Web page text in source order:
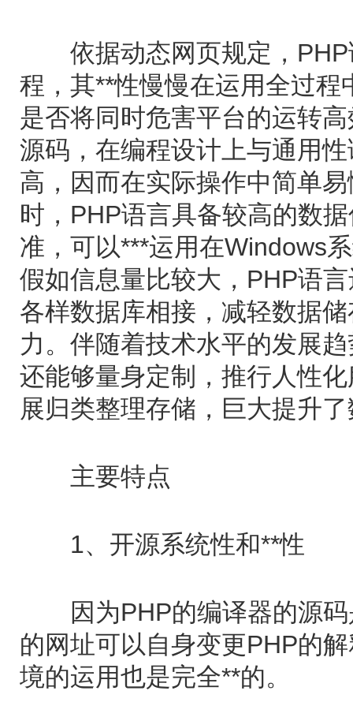
依据动态网页规定，PHP
程，其**性慢慢在运用全过
是否将同时危害平台的运转
源码，在编程设计上与通用
高，因而在实际操作中简单
时，PHP语言具备较高的数
准，可以***运用在Windows
假如信息量比较大，PHP语
各样数据库相接，减轻数据
力。伴随着技术水平的发展
还能够量身定制，推行人性
展归类整理存储，巨大提升
主要特点
1、开源系统性和**性
因为PHP的编译器的源码
的网址可以自身变更PHP的
境的运用也是完全**的。